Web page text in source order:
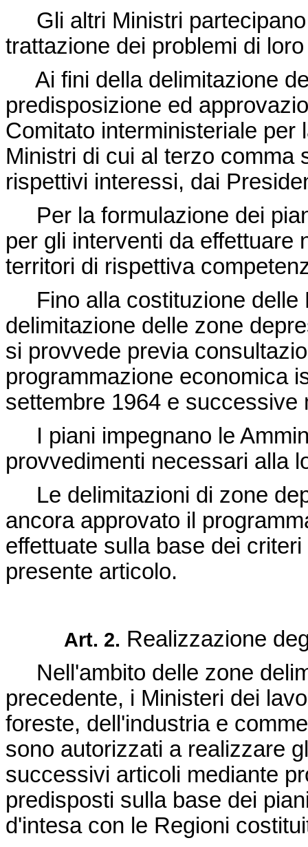
Gli altri Ministri partecipano
trattazione dei problemi di
Ai fini della delimitazione
predisposizione ed
Comitato interministeriale per
Ministri di cui al terzo comma
rispettivi interessi, dai
Per la formulazione dei
per gli interventi da effettuare
territori di rispettiva
Fino alla costituzione delle
delimitazione delle zone
si provvede previa
programmazione economica
settembre 1964 e successive
I piani impegnano le
provvedimenti necessari alla
Le delimitazioni di zone
ancora approvato il
effettuate sulla base dei
presente articolo.
Art. 2. Realizzazione
Nell'ambito delle zone
precedente, i Ministeri dei
foreste, dell'industria e
sono autorizzati a realizzare
successivi articoli mediante
predisposti sulla base dei
d'intesa con le Regioni